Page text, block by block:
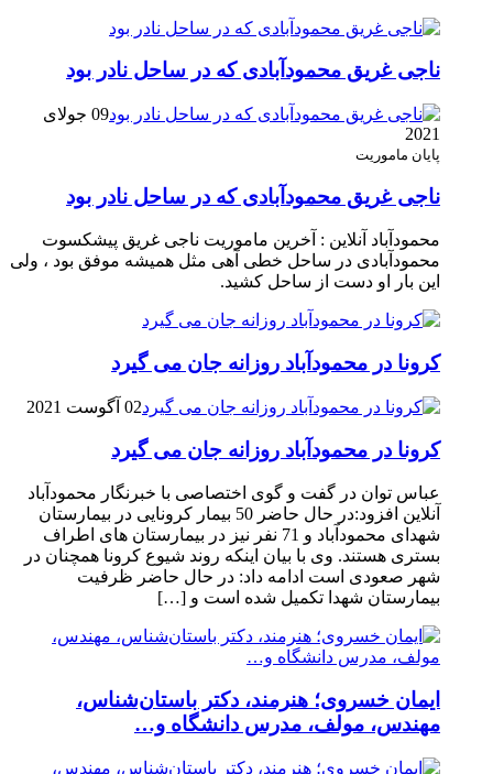
ناجی غریق محمودآبادی که در ساحل نادر بود
09 جولای
2021
پایان ماموریت
ناجی غریق محمودآبادی که در ساحل نادر بود
محمودآباد آنلاین : آخرین ماموریت ناجی غریق پیشکسوت
محمودآبادی در ساحل خطی آهی مثل همیشه موفق بود ، ولی
این بار او دست از ساحل کشید.
کرونا در محمودآباد روزانه جان می گیرد
02 آگوست 2021
کرونا در محمودآباد روزانه جان می گیرد
عباس توان در گفت و گوی اختصاصی با خبرنگار محمودآباد
آنلاین افزود:در حال حاضر 50 بیمار کرونایی در بیمارستان
شهدای محمودآباد و 71 نفر نیز در بیمارستان های اطراف
بستری هستند. وی با بیان اینکه روند شیوع کرونا همچنان در
شهر صعودی است ادامه داد: در حال حاضر ظرفیت
بیمارستان شهدا تکمیل شده است و […]
ایمان خسروی؛ هنرمند، دکتر باستان‌شناس،
مهندس، مولف، مدرس دانشگاه و…